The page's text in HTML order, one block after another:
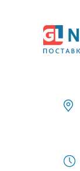
основному
содержанию